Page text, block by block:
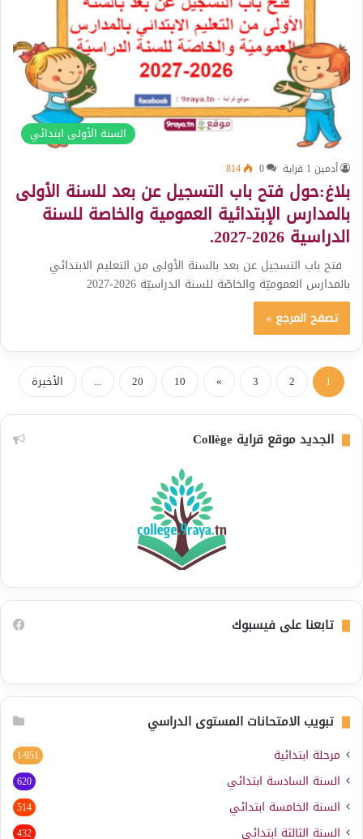
السنة الأولى ابتدائي
أدمين 1 قراية 0
814
بلاغ:حول فتح باب التسجيل عن بعد للسنة الأولى
بالمدارس الإبتدائية العمومية والخاصة للسنة
الدراسية 2026-2027.
فتح باب التسجيل عن بعد بالسنة الأولى من التعليم الابتدائي
بالمدارس العموميّة والخاصّة للسنة الدراسيّة 2026-2027
تصفح المرجع »
1
2
3
»
10
20
... الأخيرة
الجديد موقع قراية Collège
تابعنا على فيسبوك
تبويب الامتحانات المستوى الدراسي
مرحلة ابتدائية 1٬951
السنة السادسة ابتدائي 620
السنة الخامسة ابتدائي 514
السنة الثالثة ابتدائي 432